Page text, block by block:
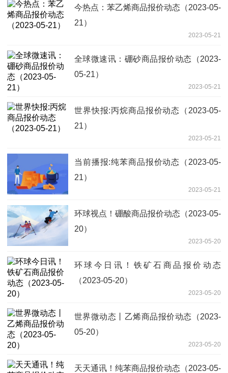
今热点：苯乙烯商品报价动态（2023-05-
21）
2023-05-21
全球微速讯：硼砂商品报价动态（2023-
05-21）
2023-05-21
世界快报:丙烷商品报价动态（2023-05-
21）
2023-05-21
当前播报:纯苯商品报价动态（2023-05-
21）
2023-05-21
环球视点！硼酸商品报价动态（2023-05-
20）
2023-05-20
环球今日讯！铁矿石商品报价动态
（2023-05-20）
2023-05-20
世界微动态丨乙烯商品报价动态（2023-
05-20）
2023-05-20
天天通讯！纯苯商品报价动态（2023-05-